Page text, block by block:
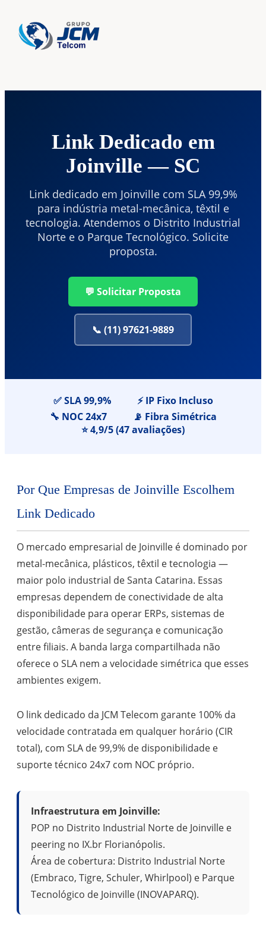
Link Dedicado em
Joinville — SC
Link dedicado em Joinville com SLA 99,9%
para indústria metal-mecânica, têxtil e
tecnologia. Atendemos o Distrito Industrial
Norte e o Parque Tecnológico. Solicite
proposta.
💬 Solicitar Proposta
📞 (11) 97621-9889
✅ SLA 99,9%
⚡ IP Fixo Incluso
🔧 NOC 24x7
📡 Fibra Simétrica
⭐ 4,9/5 (47 avaliações)
Por Que Empresas de Joinville Escolhem
Link Dedicado
O mercado empresarial de Joinville é dominado por
metal-mecânica, plásticos, têxtil e tecnologia —
maior polo industrial de Santa Catarina. Essas
empresas dependem de conectividade de alta
disponibilidade para operar ERPs, sistemas de
gestão, câmeras de segurança e comunicação
entre filiais. A banda larga compartilhada não
oferece o SLA nem a velocidade simétrica que esses
ambientes exigem.
O link dedicado da JCM Telecom garante 100% da
velocidade contratada em qualquer horário (CIR
total), com SLA de 99,9% de disponibilidade e
suporte técnico 24x7 com NOC próprio.
Infraestrutura em Joinville:
POP no Distrito Industrial Norte de Joinville e
peering no IX.br Florianópolis.
Área de cobertura: Distrito Industrial Norte
(Embraco, Tigre, Schuler, Whirlpool) e Parque
Tecnológico de Joinville (INOVAPARQ).